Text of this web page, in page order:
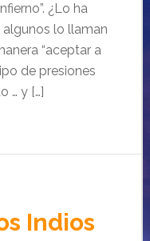
¿Lo ha
lo llaman
“aceptar a
de presiones
… y […]
Indios